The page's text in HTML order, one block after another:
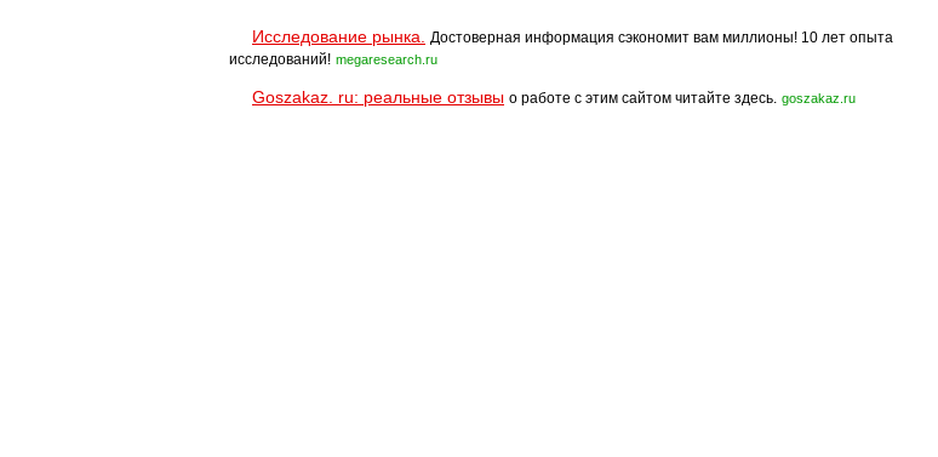
Исследование рынка.
Достоверная информация сэкономит вам миллионы! 10 лет опыта
исследований! megaresearch.ru
Goszakaz. ru: реальные отзывы о работе с этим сайтом читайте здесь. goszakaz.ru